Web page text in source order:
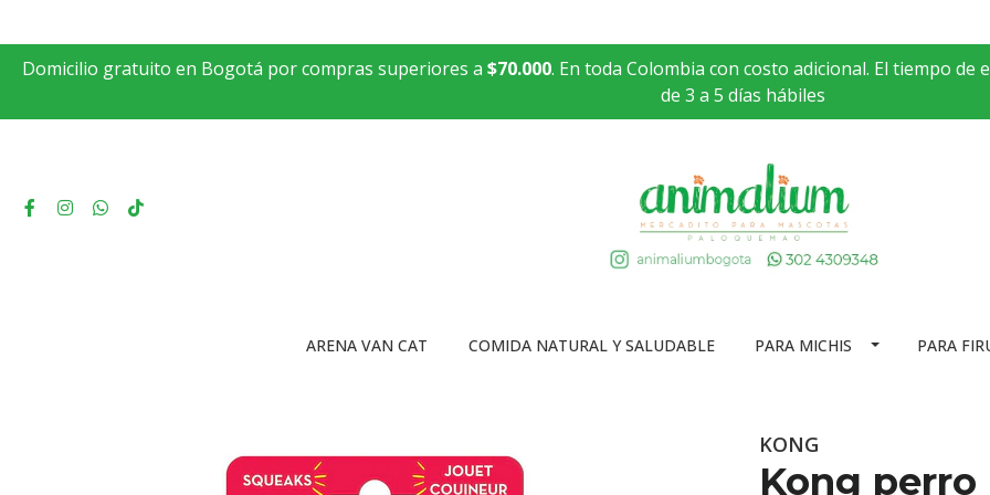
Domicilio gratuito en Bogotá por compras superiores a $70.000. En toda Colombia con costo adicional. El tiempo
de 3 a 5 días hábiles
ARENA VAN CAT COMIDA NATURAL Y SALUDABLE PARA MICHIS PARA
KONG
Kong